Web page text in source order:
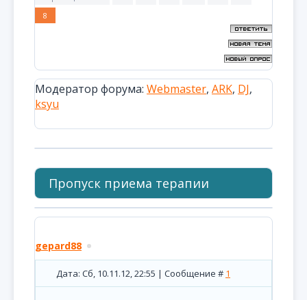
8
Модератор форума: Webmaster, ARK, DJ,
ksyu
Пропуск приема терапии
gepard88
Дата: Сб, 10.11.12, 22:55 | Сообщение # 1